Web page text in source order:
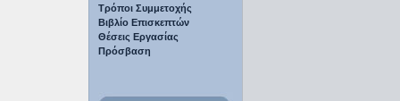
Τρόποι Συμμετοχής
Βιβλίο Επισκεπτών
Θέσεις Εργασίας
Πρόσβαση